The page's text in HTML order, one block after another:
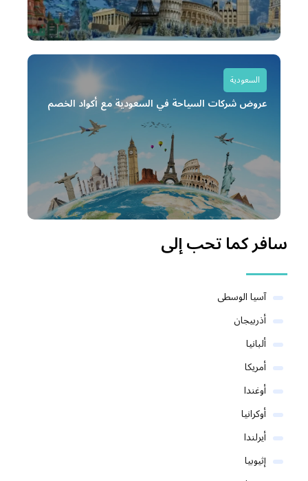
عروض شركات السياحة في السعودية مع أكواد الخصم
السعودية
سافر كما تحب إلى
آسيا الوسطى
أذربيجان
ألبانيا
أمريكا
أوغندا
أوكرانيا
أيرلندا
إثيوبيا